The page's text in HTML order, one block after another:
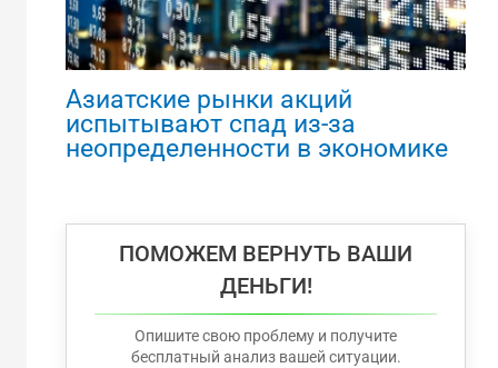
Азиатские рынки акций
испытывают спад из-за
неопределенности в экономике
ПОМОЖЕМ ВЕРНУТЬ ВАШИ
ДЕНЬГИ!
Опишите свою проблему и получите
бесплатный анализ вашей ситуации.